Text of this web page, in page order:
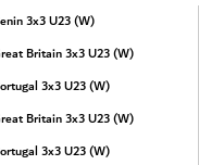
3x3 U23 (W)
Britain 3x3 U23 (W)
3x3 U23 (W)
Britain 3x3 U23 (W)
3x3 U23 (W)